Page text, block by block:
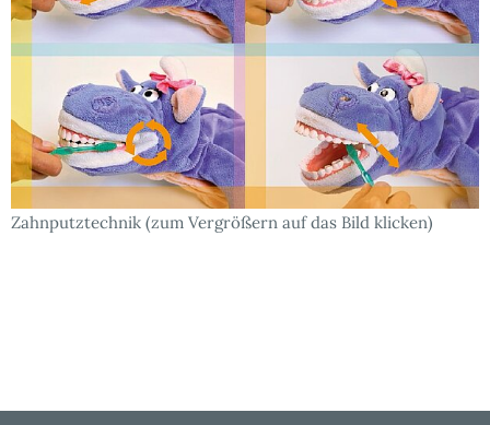
Zahnputztechnik (zum Vergrößern auf das Bild klicken)